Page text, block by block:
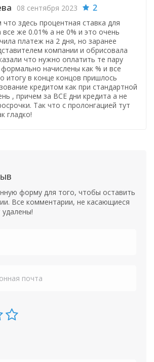
08 сентября 2023 2
здесь процентная ставка для
все же 0.01% а не 0% и это очень
платеж на 2 дня, но заранее
компании и обрисовала
что нужно оплатить те пару
начислены как % и все
итогу в конце концов пришлось
кредитом как при стандартной
, причем за ВСЕ дни кредита а не
Так что с пролонгацией тут
гладко!
форму для того, чтобы оставить
Все комментарии, не касающиеся
удалены!